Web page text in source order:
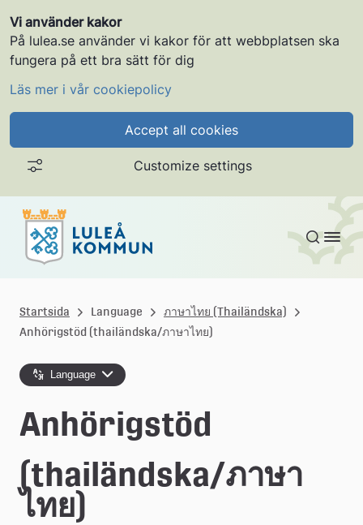
Vi använder kakor
På lulea.se använder vi kakor för att webbplatsen ska
fungera på ett bra sätt för dig
Läs mer i vår cookiepolicy
Accept all cookies
Customize settings
Gå till innehållet
u
l
e
å
k
o
m
Startsida Language
ภาษาไทย (Thailändska)
Anhörigstöd (thailändska/ภาษาไทย)
Language
Anhörigstöd
(thailändska/ภาษา
ไทย)